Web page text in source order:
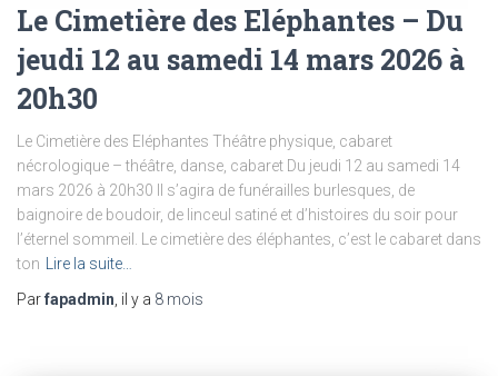
Le Cimetière des Eléphantes – Du
jeudi 12 au samedi 14 mars 2026 à
20h30
Le Cimetière des Eléphantes Théâtre physique, cabaret
nécrologique – théâtre, danse, cabaret Du jeudi 12 au samedi 14
mars 2026 à 20h30 Il s’agira de funérailles burlesques, de
baignoire de boudoir, de linceul satiné et d’histoires du soir pour
l’éternel sommeil. Le cimetière des éléphantes, c’est le cabaret dans
ton Lire la suite…
Parfapadmin , il y a 8 mois